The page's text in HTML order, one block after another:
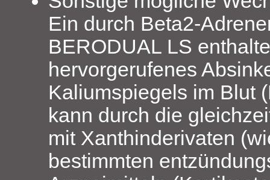
Ein durch
BERODUAL LS
hervorgerufenes
Kaliumspiegels im Blut
kann durch die
mit Xanthinderivaten
bestimmten